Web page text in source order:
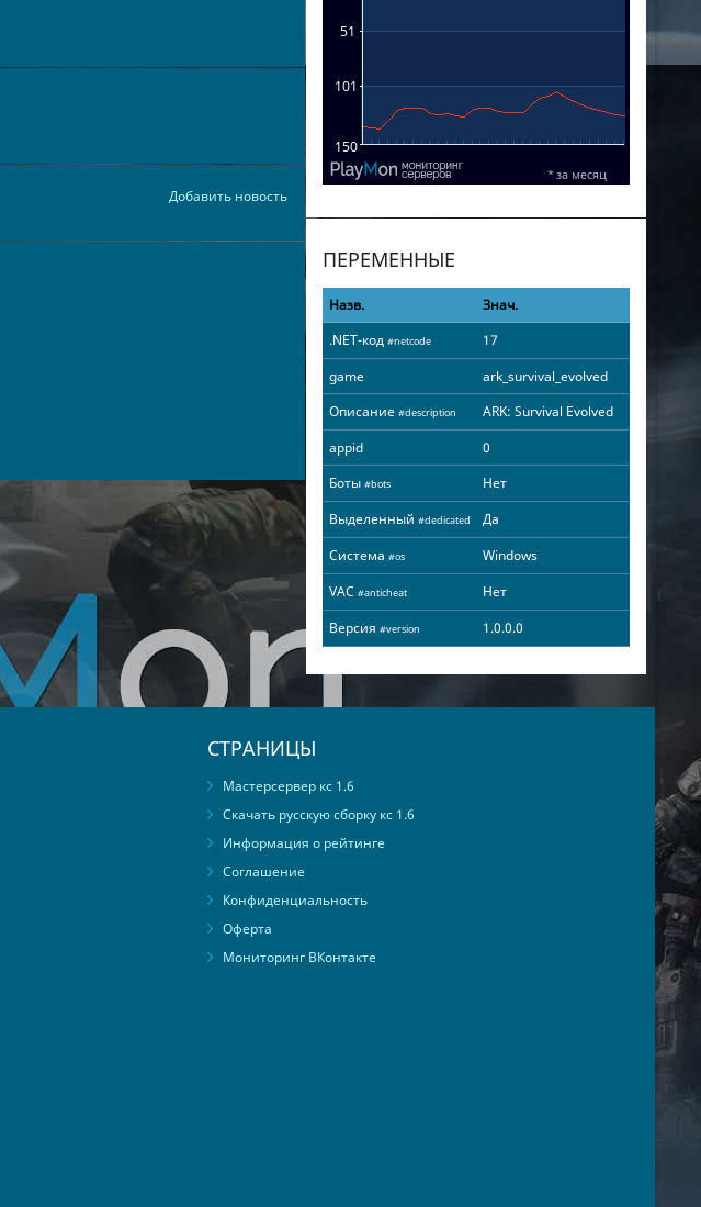
Добавить новость
ПЕРЕМЕННЫЕ
Назв.
Знач.
.NET-код #netcode
17
game
ark_survival_evolved
Описание #description
ARK: Survival Evolved
appid
0
Боты #bots
Нет
Выделенный #dedicated
Да
Система #os
Windows
VAC #anticheat
Нет
Версия #version 1.0.0.0
СТРАНИЦЫ
Мастерсервер кс 1.6
Скачать русскую сборку кс 1.6
Информация о рейтинге
Соглашение
Конфиденциальность
Оферта
Мониторинг ВКонтакте